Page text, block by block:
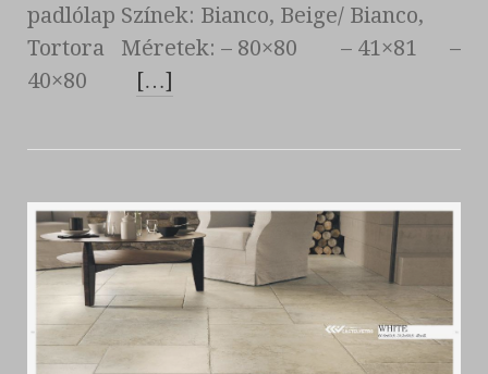
padlólap Színek: Bianco, Beige/ Bianco,
Tortora Méretek: – 80×80 – 41×81 –
40×80
[…]